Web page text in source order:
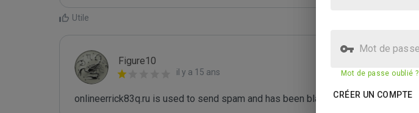
Utile
Figure10
il y a 15 ans
onlineerrick83q.ru is used to send spam and has been blacklisted by *****
Mot de passe
Mot de passe oublié ?
CRÉER UN COMPTE